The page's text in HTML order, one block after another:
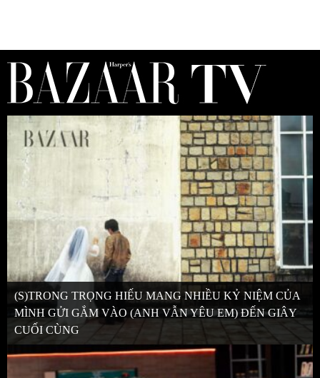
(S)TRONG TRỌNG HIẾU MANG NHIỀU KỶ NIỆM CỦA
MÌNH GỬI GẮM VÀO (ANH VẪN YÊU EM) ĐẾN GIÂY
CUỐI CÙNG